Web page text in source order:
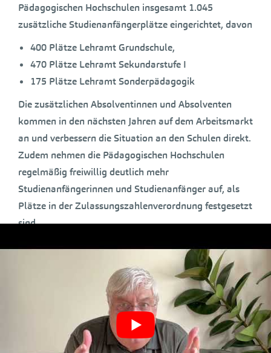
Pädagogischen Hochschulen insgesamt 1.045
zusätzliche Studienanfängerplätze eingerichtet, davon
400 Plätze Lehramt Grundschule,
470 Plätze Lehramt Sekundarstufe I
175 Plätze Lehramt Sonderpädagogik
Die zusätzlichen Absolventinnen und Absolventen
kommen in den nächsten Jahren auf dem Arbeitsmarkt
an und verbessern die Situation an den Schulen direkt.
Zudem nehmen die Pädagogischen Hochschulen
regelmäßig freiwillig deutlich mehr
Studienanfängerinnen und Studienanfänger auf, als
Plätze in der Zulassungszahlenverordnung festgesetzt
sind.
Kampagne #lieberlehramt neu
2018 wurde die Kampagne#lieberlehramtaufgelegt
um mehr junge Menschen für ein Lehramtsstudium,
insbesondere in den MINT-Fächern, zu begeistern. Im
Juni hat die Kampagne einen kompletten Relaunch